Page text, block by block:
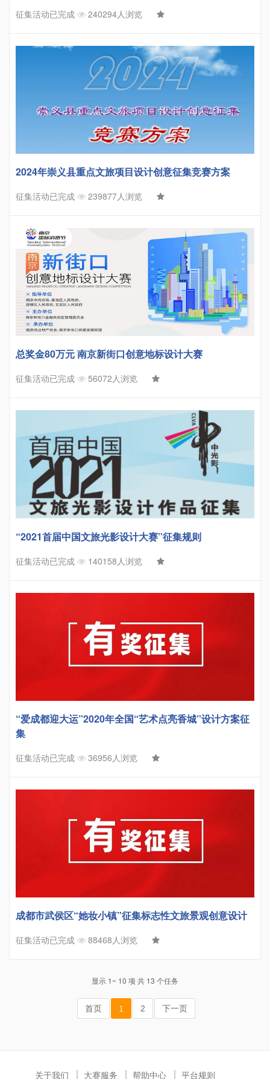
征集活动已完成 240294人浏览
2024年崇义县重点文旅项目设计创意征集竞赛方案
征集活动已完成 239877人浏览
总奖金80万元 南京新街口创意地标设计大赛
征集活动已完成 56072人浏览
“2021首届中国文旅光影设计大赛”征集规则
征集活动已完成 140158人浏览
“爱成都迎大运”2020年全国“艺术点亮香城”设计方案征
集
征集活动已完成 36956人浏览
成都市武侯区“她妆小镇”征集标志性文旅景观创意设计
征集活动已完成 88468人浏览
显示 1~ 10 项 共 13 个任务
首页 1 2 下一页
关于我们 大赛服务 帮助中心 平台规则